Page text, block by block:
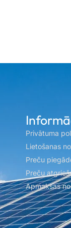
Privātuma
Lietošanas
Preču
Preču
Apmaksas